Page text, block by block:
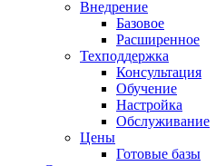
Внедрение
Базовое
Расширенное
Техподдержка
Консультация
Обучение
Настройка
Обслуживание
Цены
Готовые базы